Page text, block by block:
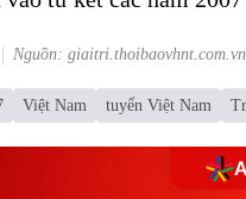
Nguồn: giaitri.thoibaovhnt.com.vn
Việt Nam tuyển Việt Nam